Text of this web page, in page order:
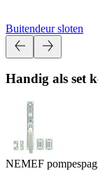
Buitendeur sloten
Handig als set
NEMEF